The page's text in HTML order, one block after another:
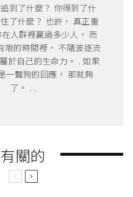
到了什麼？ 你得到了什
了什麼？ 也許， 真正重
人群裡贏過多少人， 而
限的時間裡， 不隨波逐流
於自己的生命力。 . 如果
一聲狗的回應， 那就夠
了。 . .
有關的